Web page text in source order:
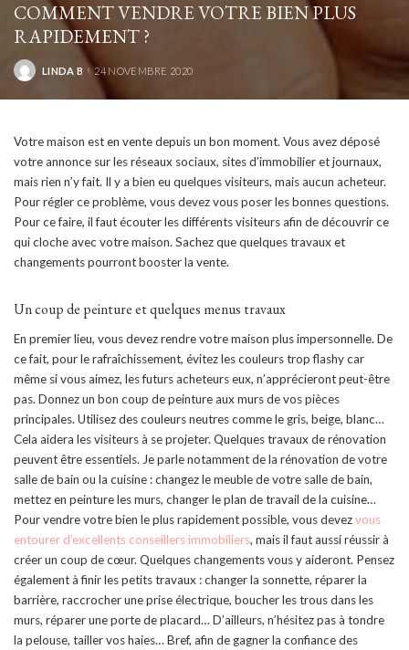
COMMENT VENDRE VOTRE BIEN PLUS
RAPIDEMENT ?
POSTED
LINDA B 24 NOVEMBRE 2020
Votre maison est en vente depuis un bon moment. Vous avez déposé
votre annonce sur les réseaux sociaux, sites d’immobilier et journaux,
mais rien n’y fait. Il y a bien eu quelques visiteurs, mais aucun acheteur.
Pour régler ce problème, vous devez vous poser les bonnes questions.
Pour ce faire, il faut écouter les différents visiteurs afin de découvrir ce
qui cloche avec votre maison. Sachez que quelques travaux et
changements pourront booster la vente.
Un coup de peinture et quelques menus travaux
En premier lieu, vous devez rendre votre maison plus impersonnelle. De
ce fait, pour le rafraîchissement, évitez les couleurs trop flashy car
même si vous aimez, les futurs acheteurs eux, n’apprécieront peut-être
pas. Donnez un bon coup de peinture aux murs de vos pièces
principales. Utilisez des couleurs neutres comme le gris, beige, blanc…
Cela aidera les visiteurs à se projeter. Quelques travaux de rénovation
peuvent être essentiels. Je parle notamment de la rénovation de votre
salle de bain ou la cuisine : changez le meuble de votre salle de bain,
mettez en peinture les murs, changer le plan de travail de la cuisine…
Pour vendre votre bien le plus rapidement possible, vous devezvous
entourer d’excellents conseillers immobiliers, mais il faut aussi réussir à
créer un coup de cœur. Quelques changements vous y aideront. Pensez
également à finir les petits travaux : changer la sonnette, réparer la
barrière, raccrocher une prise électrique, boucher les trous dans les
murs, réparer une porte de placard… D’ailleurs, n’hésitez pas à tondre
la pelouse, tailler vos haies… Bref, afin de gagner la confiance des